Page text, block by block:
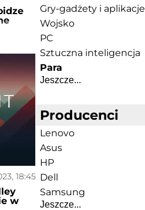
18:45
w
Gry-gadżety i aplikacje
Wojsko
PC
Sztuczna inteligencja
Para
Jeszcze...
Producenci
Lenovo
Asus
HP
Dell
Samsung
Jeszcze...